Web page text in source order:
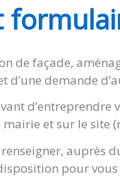
de façade,
d’une demande
et sur le site
auprès
pour